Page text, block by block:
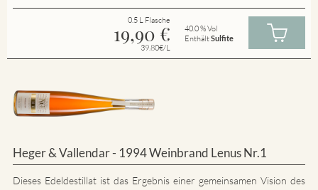
0.5 L Flasche
19,90 €
39.80€/L
40.0 % Vol
EnthältSulfite
Heger & Vallendar - 1994 Weinbrand Lenus Nr.1
Dieses Edeldestillat ist das Ergebnis einer gemeinsamen Vision des